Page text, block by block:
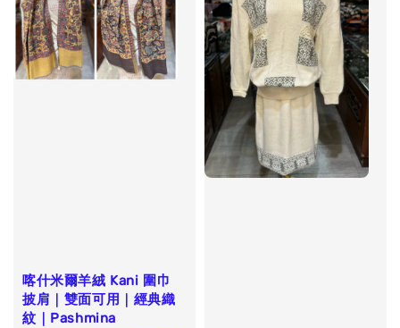
喀什米爾羊絨 Kani 圍巾
披肩｜雙面可用｜經典織
紋｜Pashmina